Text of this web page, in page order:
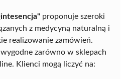
proponuje szeroki
z medycyną naturalną i
realizowanie zamówień.
zarówno w sklepach
Klienci mogą liczyć na: